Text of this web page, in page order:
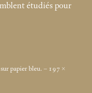
étudiés pour
papier bleu. – 197 ×